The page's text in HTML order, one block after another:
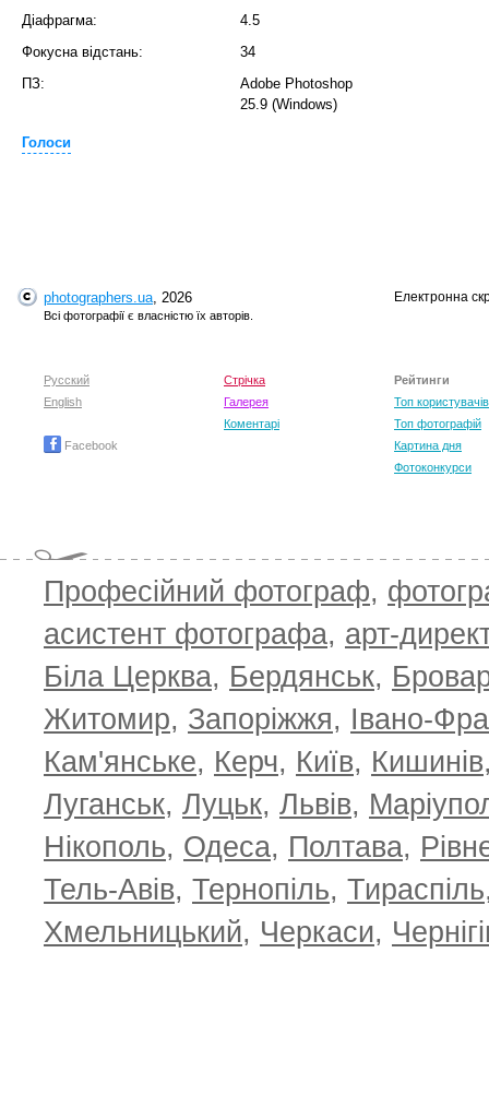
Діафрагма:
4.5
Фокусна відстань:
34
ПЗ:
Adobe Photoshop
25.9 (Windows)
Голоси
photographers.ua, 2026
Всі фотографії є власністю їх авторів.
Електронна
Русский
English
Facebook
Стрічка
Галерея
Коментарі
Рейтинги
Топ користувачів
Топ фотографій
Картина дня
Фотоконкурси
Професійний фотограф,
асистент фотографа, арт-
Біла Церква, Бердянськ,
Житомир, Запоріжжя, Івано-
Кам'янське, Керч, Київ, Кишинів
Луганськ, Луцьк, Львів,
Нікополь, Одеса, Полтава,
Тель-Авів, Тернопіль, Тираспіль
Хмельницький, Черкаси,